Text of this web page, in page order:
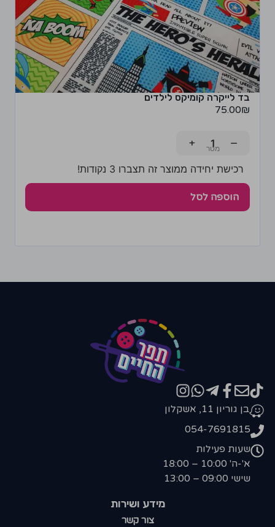
בד לייקרה קומיקס לילדים
75.00₪
−
+
רכישת יחידה ממוצר זה תצברו 3 נקודות!
הוספה לסל
מידע ושירות
צור קשר
בן גוריון 11, אשקלון
054-7691815
שעות פעילות
א'-ה' 10:00 – 18:00
שישי 09:00 – 13:00